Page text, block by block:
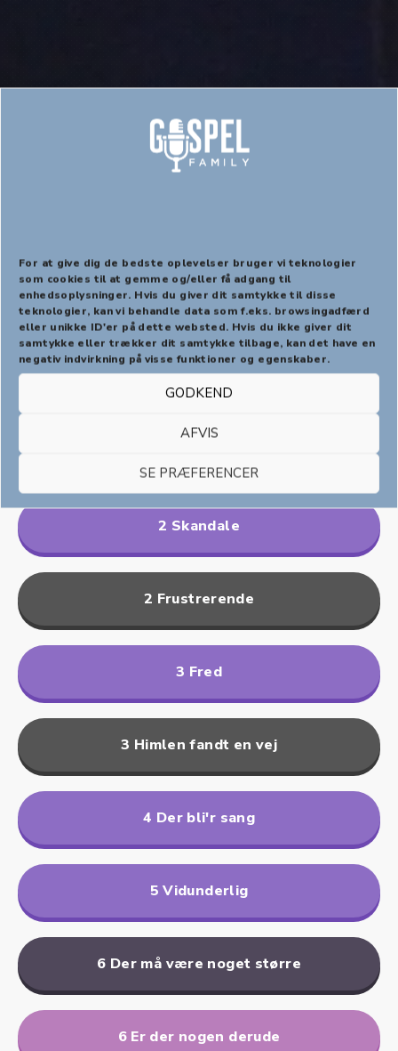
For at give dig de bedste oplevelser bruger vi teknologier
som cookies til at gemme og/eller få adgang til
enhedsoplysninger. Hvis du giver dit samtykke til disse
teknologier, kan vi behandle data som f.eks. browsingadfærd
eller unikke ID'er på dette websted. Hvis du ikke giver dit
samtykke eller trækker dit samtykke tilbage, kan det have en
negativ indvirkning på visse funktioner og egenskaber.
GODKEND
AFVIS
SE PRÆFERENCER
Håbet er blevet tændt –
0 Velkommen til den største historie af
dem alle
2 Skandale
2 Frustrerende
3 Fred
3 Himlen fandt en vej
4 Der bli'r sang
5 Vidunderlig
6 Der må være noget større
6 Er der nogen derude
PREVIOUS